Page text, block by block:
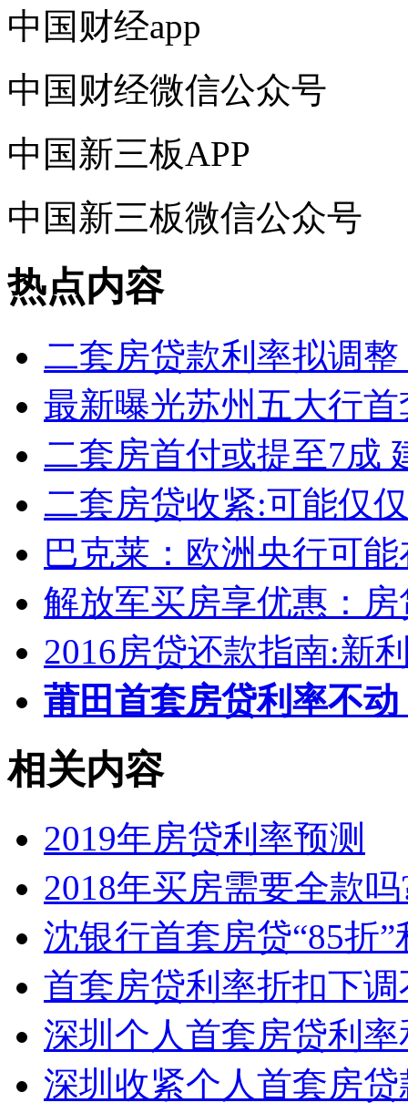
中国财经app
中国财经微信公众号
中国新三板APP
中国新三板微信公众号
热点内容
二套房贷款利率拟调整
最新曝光苏州五大行
二套房首付或提至7成
二套房贷收紧:可能仅
巴克莱：欧洲央行可
解放军买房享优惠：房
2016房贷还款指南:新
莆田首套房贷利率不
相关内容
2019年房贷利率预测
2018年买房需要全款吗
沈银行首套房贷“85折
首套房贷利率折扣下
深圳个人首套房贷利
深圳收紧个人首套房